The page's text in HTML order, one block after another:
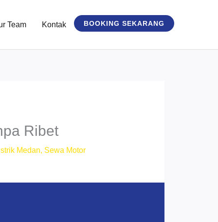
Team Kontak BOOKING SEKARANG
Ribet
Medan, Sewa Motor